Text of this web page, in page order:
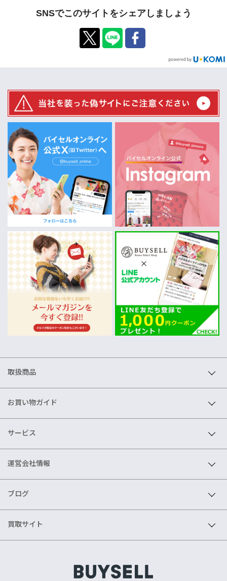
SNSでこのサイトをシェアしましょう
取扱商品
お買い物ガイド
サービス
運営会社情報
ブログ
買取サイト